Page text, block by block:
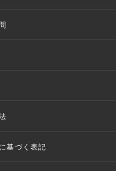
基づく表記